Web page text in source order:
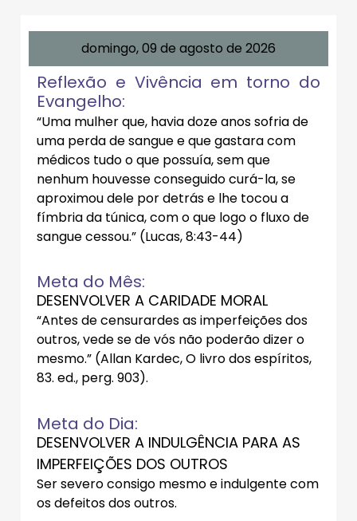
domingo, 09 de agosto de 2026
Reflexão e Vivência em torno do
Evangelho:
“Uma mulher que, havia doze anos sofria de
uma perda de sangue e que gastara com
médicos tudo o que possuía, sem que
nenhum houvesse conseguido curá-la, se
aproximou dele por detrás e lhe tocou a
fímbria da túnica, com o que logo o fluxo de
sangue cessou.” (Lucas, 8:43-44)
Meta do Mês:
DESENVOLVER A CARIDADE MORAL
“Antes de censurardes as imperfeições dos
outros, vede se de vós não poderão dizer o
mesmo.” (Allan Kardec, O livro dos espíritos,
83. ed., perg. 903).
Meta do Dia:
DESENVOLVER A INDULGÊNCIA PARA AS
IMPERFEIÇÕES DOS OUTROS
Ser severo consigo mesmo e indulgente com
os defeitos dos outros.